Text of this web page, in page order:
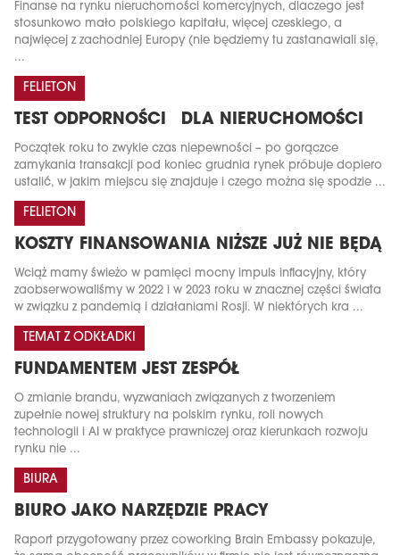
Finanse na rynku nieruchomości komercyjnych, dlaczego jest
stosunkowo mało polskiego kapitału, więcej czeskiego, a
najwięcej z zachodniej Europy (nie będziemy tu zastanawiali się,
...
FELIETON
TEST ODPORNOŚCI DLA NIERUCHOMOŚCI
Początek roku to zwykle czas niepewności – po gorączce
zamykania transakcji pod koniec grudnia rynek próbuje dopiero
ustalić, w jakim miejscu się znajduje i czego można się spodzie ...
FELIETON
KOSZTY FINANSOWANIA NIŻSZE JUŻ NIE BĘDĄ
Wciąż mamy świeżo w pamięci mocny impuls inflacyjny, który
zaobserwowaliśmy w 2022 i w 2023 roku w znacznej części świata
w związku z pandemią i działaniami Rosji. W niektórych kra ...
TEMAT Z ODKŁADKI
FUNDAMENTEM JEST ZESPÓŁ
O zmianie brandu, wyzwaniach związanych z tworzeniem
zupełnie nowej struktury na polskim rynku, roli nowych
technologii i AI w praktyce prawniczej oraz kierunkach rozwoju
rynku nie ...
BIURA
BIURO JAKO NARZĘDZIE PRACY
Raport przygotowany przez coworking Brain Embassy pokazuje,